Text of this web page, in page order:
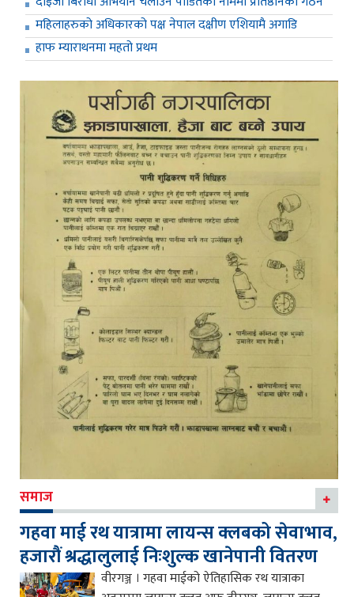
महिलाहरुको अधिकारको पक्ष नेपाल दक्षीण एशियामै अगाडि
हाफ म्याराथनमा महतो प्रथम
समाज
गहवा माई रथ यात्रामा लायन्स क्लबको सेवाभाव,
हजारौं श्रद्धालुलाई निःशुल्क खानेपानी वितरण
वीरगञ्ज । गहवा माईको ऐतिहासिक रथ यात्राका